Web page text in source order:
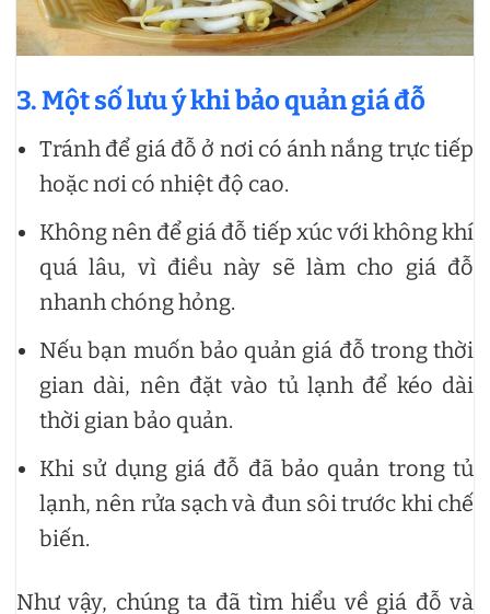
3. Một số lưu ý khi bảo quản giá đỗ
Tránh để giá đỗ ở nơi có ánh nắng trực tiếp
hoặc nơi có nhiệt độ cao.
Không nên để giá đỗ tiếp xúc với không khí
quá lâu, vì điều này sẽ làm cho giá đỗ
nhanh chóng hỏng.
Nếu bạn muốn bảo quản giá đỗ trong thời
gian dài, nên đặt vào tủ lạnh để kéo dài
thời gian bảo quản.
Khi sử dụng giá đỗ đã bảo quản trong tủ
lạnh, nên rửa sạch và đun sôi trước khi chế
biến.
Như vậy, chúng ta đã tìm hiểu về giá đỗ và